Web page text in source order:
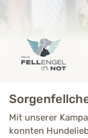
Mit unserer
konnten